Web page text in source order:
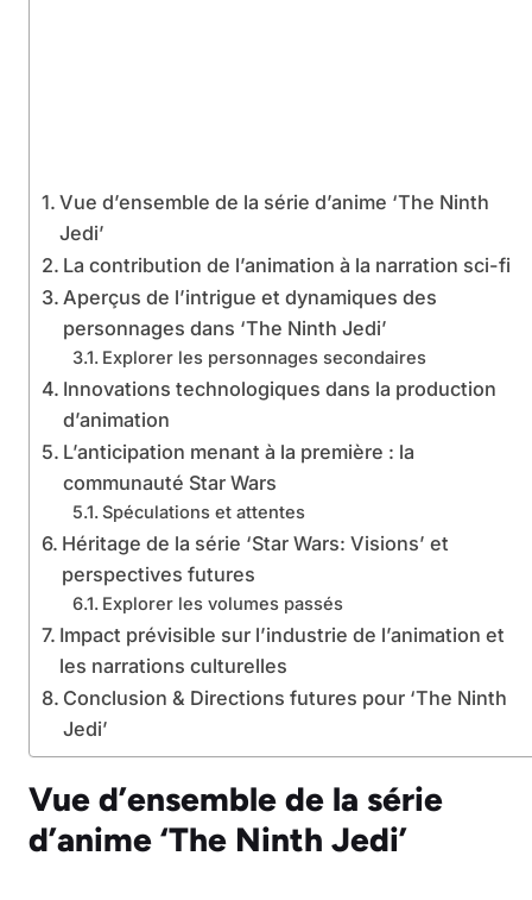
Vue d’ensemble de la série d’anime ‘The Ninth
Jedi’
La contribution de l’animation à la narration sci-fi
Aperçus de l’intrigue et dynamiques des
personnages dans ‘The Ninth Jedi’
Explorer les personnages secondaires
Innovations technologiques dans la production
d’animation
L’anticipation menant à la première : la
communauté Star Wars
Spéculations et attentes
Héritage de la série ‘Star Wars: Visions’ et
perspectives futures
Explorer les volumes passés
Impact prévisible sur l’industrie de l’animation et
les narrations culturelles
Conclusion & Directions futures pour ‘The Ninth
Jedi’
Vue d’ensemble de la série
d’anime ‘The Ninth Jedi’